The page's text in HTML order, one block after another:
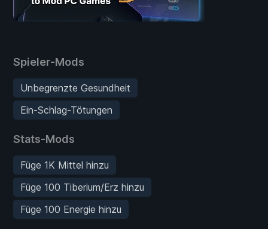
Spieler-Mods
Unbegrenzte Gesundheit
Ein-Schlag-Tötungen
Stats-Mods
Füge 1K Mittel hinzu
Füge 100 Tiberium/Erz hinzu
Füge 100 Energie hinzu